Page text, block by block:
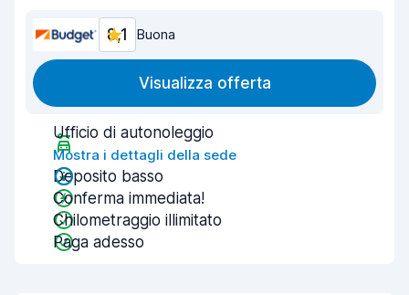
8,1 Buona
Visualizza offerta
Ufficio di autonoleggio
Mostra i dettagli della sede
Deposito basso
Conferma immediata!
Chilometraggio illimitato
Paga adesso